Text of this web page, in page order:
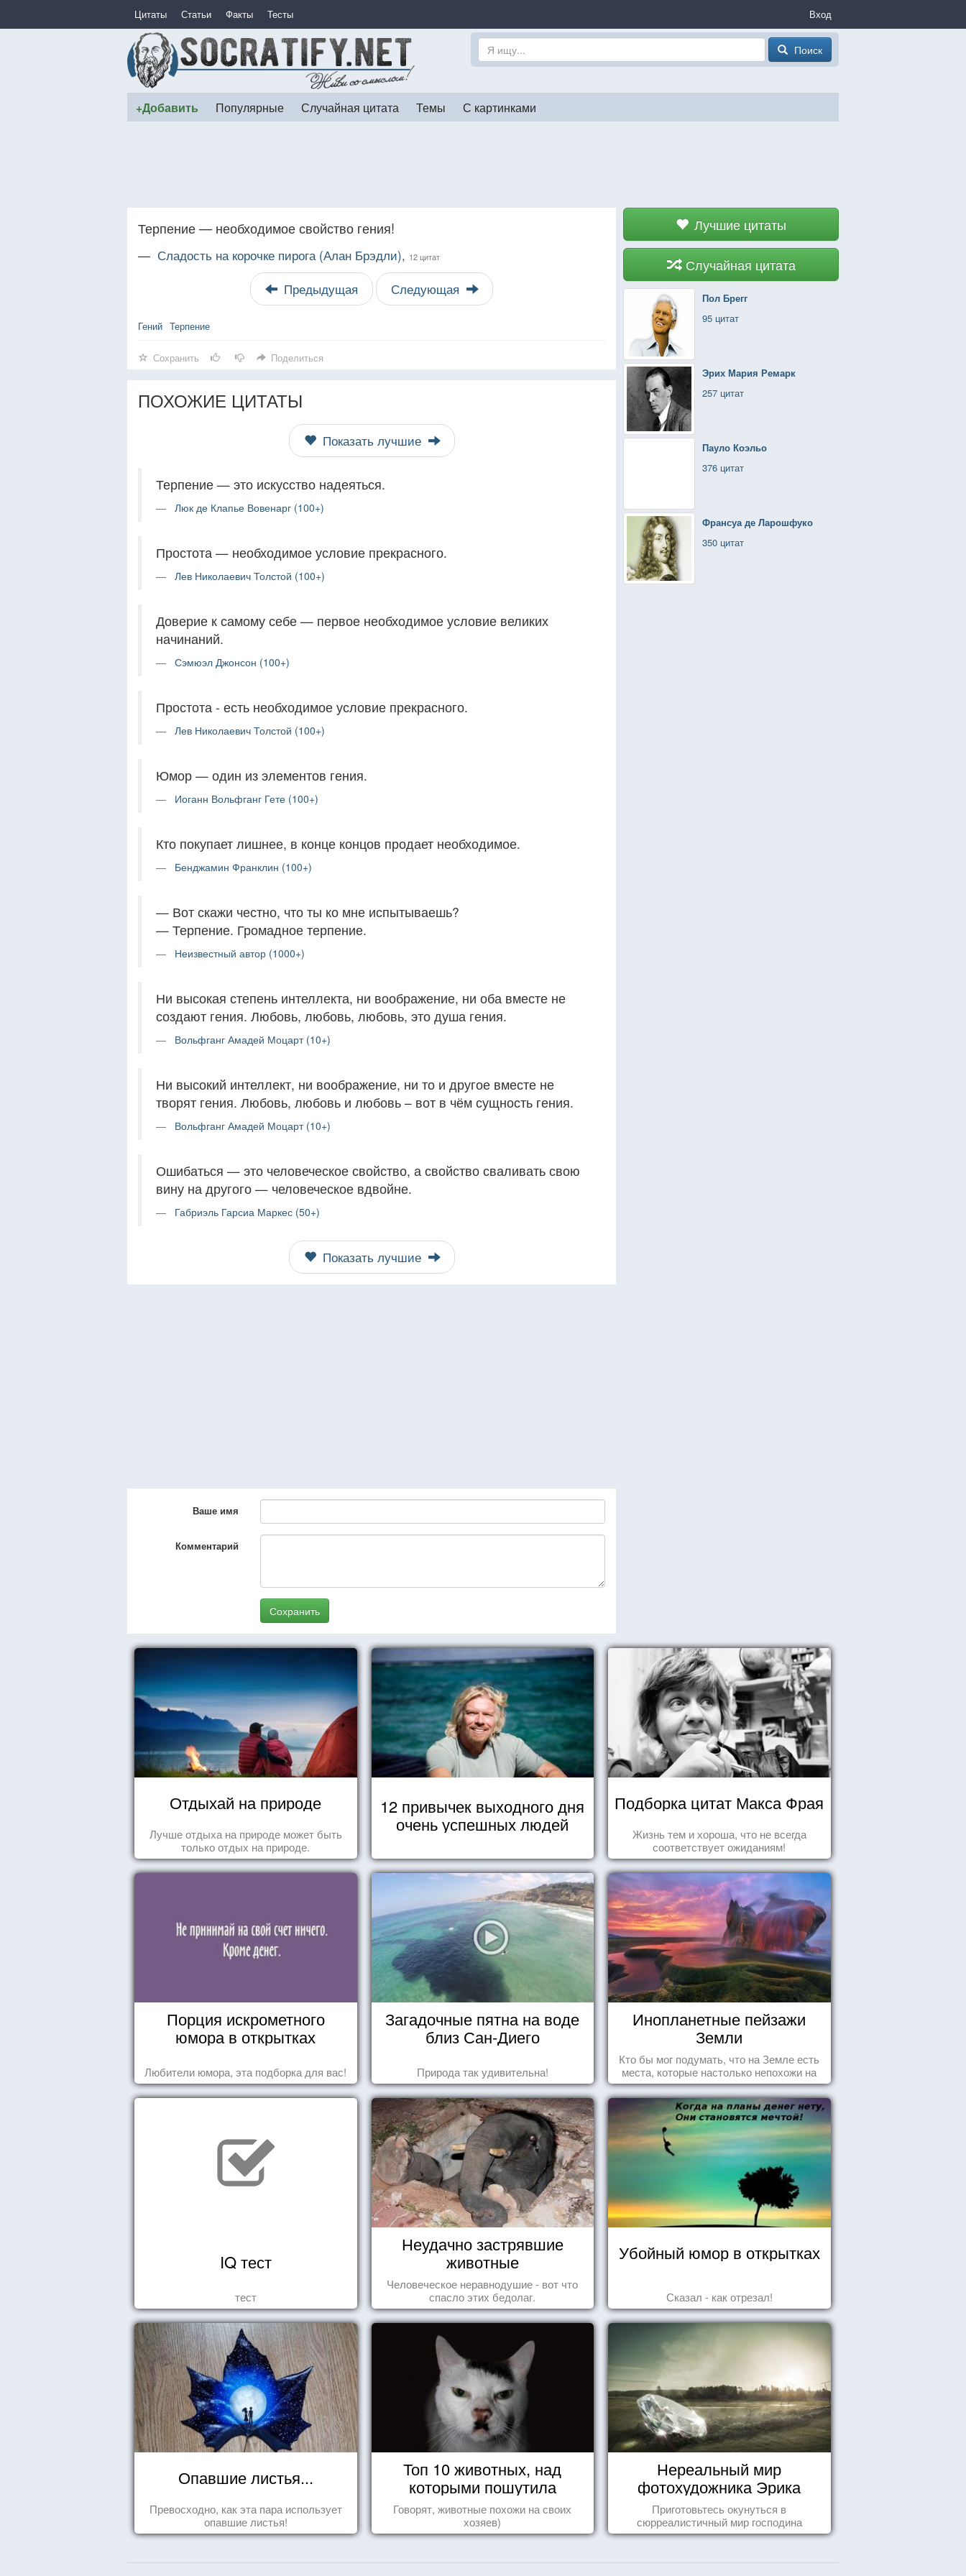
Цитаты Статьи Факты Тесты Вход
Поиск
+Добавить Популярные Случайная цитата Темы С картинками
Лучшие цитаты
Случайная цитата
Пол Брегг
95 цитат
Эрих Мария Ремарк
257 цитат
Пауло Коэльо
376 цитат
Франсуа де Ларошфуко
350 цитат
Терпение — необходимое свойство гения!
— Сладость на корочке пирога (Алан Брэдли), 12 цитат
Предыдущая Следующая
Гений Терпение
Сохранить Поделиться
ПОХОЖИЕ ЦИТАТЫ
Показать лучшие
Терпение — это искусство надеяться.
Люк де Клапье Вовенарг (100+)
Простота — необходимое условие прекрасного.
Лев Николаевич Толстой (100+)
Доверие к самому себе — первое необходимое условие великих
начинаний.
Сэмюэл Джонсон (100+)
Простота - есть необходимое условие прекрасного.
Лев Николаевич Толстой (100+)
Юмор — один из элементов гения.
Иоганн Вольфганг Гете (100+)
Кто покупает лишнее, в конце концов продает необходимое.
Бенджамин Франклин (100+)
— Вот скажи честно, что ты ко мне испытываешь?
— Терпение. Громадное терпение.
Неизвестный автор (1000+)
Ни высокая степень интеллекта, ни воображение, ни оба вместе не
создают гения. Любовь, любовь, любовь, это душа гения.
Вольфганг Амадей Моцарт (10+)
Ни высокий интеллект, ни воображение, ни то и другое вместе не
творят гения. Любовь, любовь и любовь – вот в чём сущность гения.
Вольфганг Амадей Моцарт (10+)
Ошибаться — это человеческое свойство, а свойство сваливать свою
вину на другого — человеческое вдвойне.
Габриэль Гарсиа Маркес (50+)
Показать лучшие
Ваше имя
Комментарий
Сохранить
Отдыхай на природе
Лучше отдыха на природе может быть
только отдых на природе.
12 привычек выходного дня
очень успешных людей
Подборка цитат Макса Фрая
Жизнь тем и хороша, что не всегда
соответствует ожиданиям!
Порция искрометного
юмора в открытках
Любители юмора, эта подборка для вас!
Загадочные пятна на воде
близ Сан-Диего
Природа так удивительна!
Инопланетные пейзажи
Земли
Кто бы мог подумать, что на Земле есть
места, которые настолько непохожи на
привычные для человечества пейзажи,
что кажутся и вовсе инопланетными!
IQ тест
тест
Неудачно застрявшие
животные
Человеческое неравнодушие - вот что
спасло этих бедолаг.
Убойный юмор в открытках
Сказал - как отрезал!
Опавшие листья...
Превосходно, как эта пара использует
опавшие листья!
Топ 10 животных, над
которыми пошутила
природа
Говорят, животные похожи на своих
хозяев)
Нереальный мир
фотохудожника Эрика
Йоханссона
Приготовьтесь окунуться в
сюрреалистичный мир господина
Йоханссона